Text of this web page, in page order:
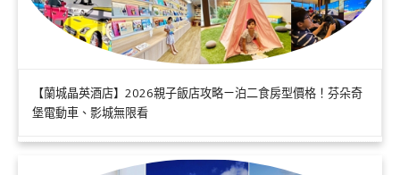
【蘭城晶英酒店】2026親子飯店攻略ㄧ泊二食房型價格！芬朵奇
堡電動車、影城無限看